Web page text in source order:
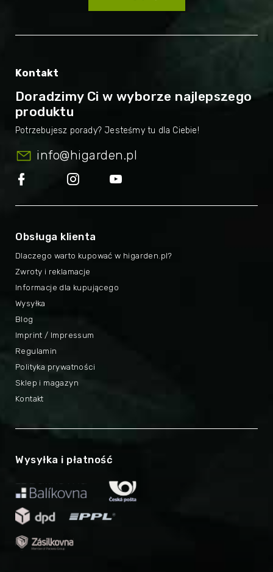
Kontakt
Doradzimy Ci w wyborze najlepszego
produktu
info@higarden.pl
Obsługa klienta
Dlaczego warto kupować w higarden.pl?
Imprint / Impressum
Zwroty i reklamacje
Regulamin
Informacje dla kupującego
Polityka prywatności
Wysyłka
Sklep i magazyn
Blog
Kontakt
Wysyłka i płatność